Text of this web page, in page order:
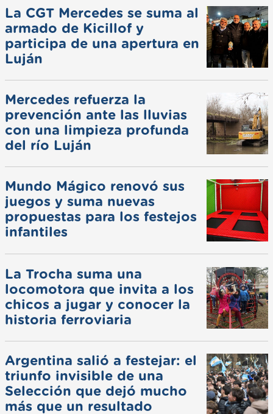
La CGT Mercedes se suma al
armado de Kicillof y
participa de una apertura en
Luján
Mercedes refuerza la
prevención ante las lluvias
con una limpieza profunda
del río Luján
Mundo Mágico renovó sus
juegos y suma nuevas
propuestas para los festejos
infantiles
La Trocha suma una
locomotora que invita a los
chicos a jugar y conocer la
historia ferroviaria
Argentina salió a festejar: el
triunfo invisible de una
Selección que dejó mucho
más que un resultado